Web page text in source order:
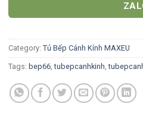
Category: Tủ Bếp Cánh Kính MAXEU
Tags: bep66,tubepcanhkinh,